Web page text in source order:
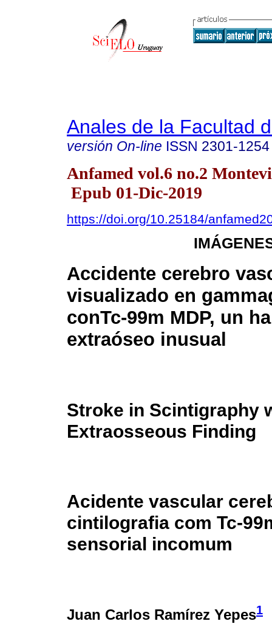
Anales de la Facultad
versión On-line ISSN 2301-1254
Anfamed vol.6 no.2
Epub 01-Dic-2019
https://doi.org/10.25184/
Accidente cerebro
visualizado en
conTc-99m MDP, un
extraóseo inusual
Stroke in Scintigraphy
Extraosseous Finding
Acidente vascular
cintilografia com Tc-
sensorial incomum
Juan Carlos Ramírez Yepes1